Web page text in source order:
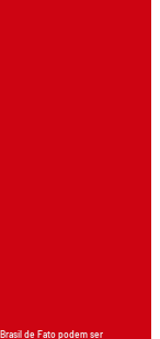
de Fato podem ser